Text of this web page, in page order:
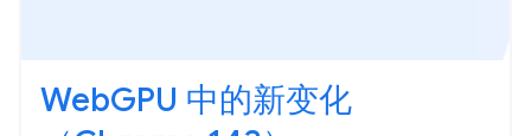
WebGPU 中的新变化